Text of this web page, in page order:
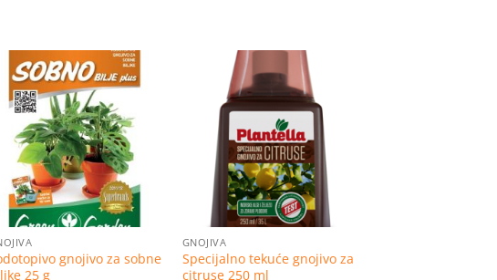
listu
želja
gnojivo za sobne
25 g
Dodaj
listu
želja
GNOJIVA
Specijalno tekuće gnojivo za
citruse 250 ml